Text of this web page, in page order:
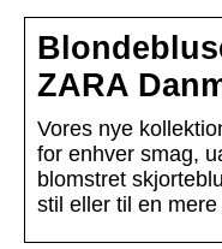
ZARA
Vores nye
for enhver smag,
blomstret
stil eller til en